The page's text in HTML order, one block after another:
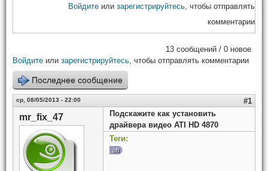
Войдите или зарегистрируйтесь, чтобы отправлять
комментарии
13 сообщений / 0 новое
Войдите или зарегистрируйтесь, чтобы отправлять комментарии
Последнее сообщение
ср, 08/05/2013 - 22:00 #1
mr_fix_47
Подскажите как установить
драйвера видео ATI HD 4870
Теги:
ati